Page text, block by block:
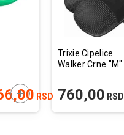
RSD
DODAJTE U KORPU
Trixie Cipelice
Walker Crne "M"
760,00 RSD